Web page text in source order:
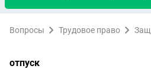
Вопросы Трудовое право
отпуск